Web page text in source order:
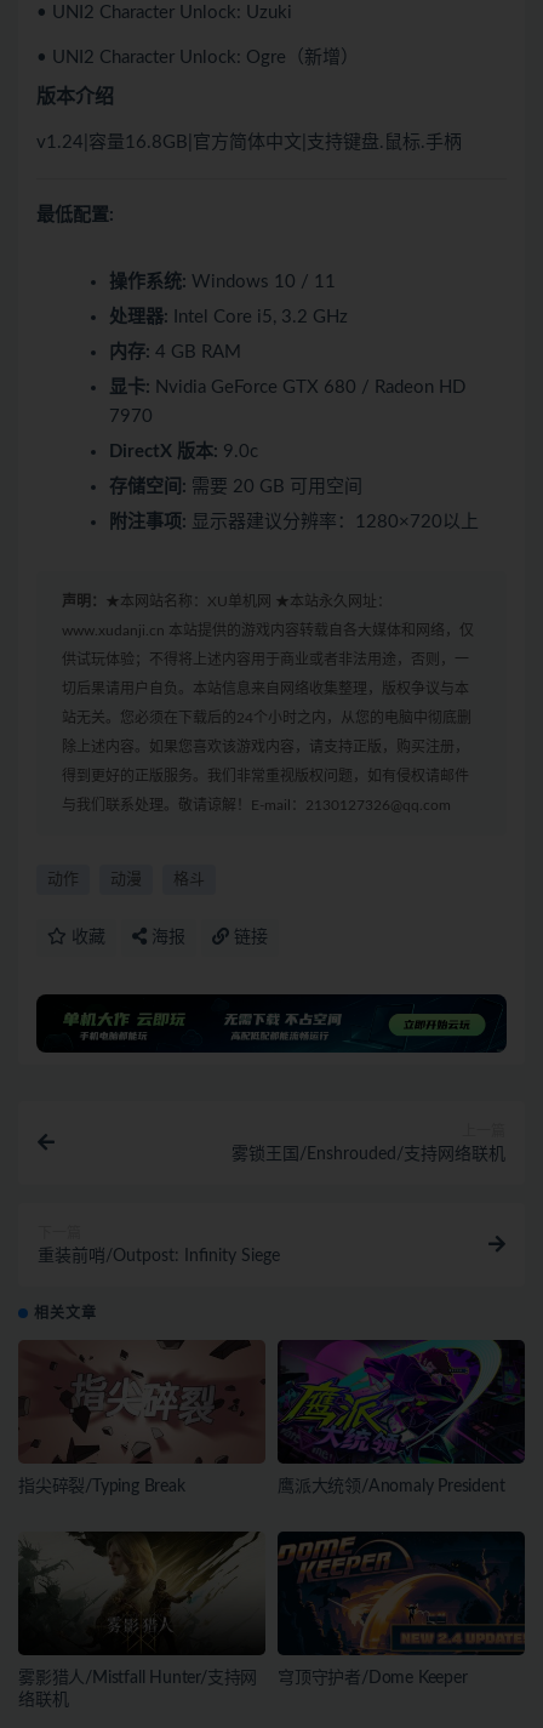
• UNI2 Character Unlock: Uzuki
• UNI2 Character Unlock: Ogre（新增）
版本介绍
v1.24|容量16.8GB|官方简体中文|支持键盘.鼠标.手柄
最低配置:
操作系统: Windows 10 / 11
处理器: Intel Core i5, 3.2 GHz
内存: 4 GB RAM
显卡: Nvidia GeForce GTX 680 / Radeon HD
7970
DirectX 版本: 9.0c
存储空间: 需要 20 GB 可用空间
附注事项: 显示器建议分辨率：1280×720以上
声明： ★本网站名称：XU单机网 ★本站永久网址：
www.xudanji.cn 本站提供的游戏内容转载自各大媒体和网络，仅
供试玩体验；不得将上述内容用于商业或者非法用途，否则，一
切后果请用户自负。本站信息来自网络收集整理，版权争议与本
站无关。您必须在下载后的24个小时之内，从您的电脑中彻底删
除上述内容。如果您喜欢该游戏内容，请支持正版，购买注册，
得到更好的正版服务。我们非常重视版权问题，如有侵权请邮件
与我们联系处理。敬请谅解！E-mail：2130127326@qq.com
动作 动漫 格斗
收藏 海报 链接
雾锁王国/Enshrouded/支持网络联机
重装前哨/Outpost: Infinity Siege
相关文章
指尖碎裂/Typing Break 鹰派大统领/Anomaly President
雾影猎人/Mistfall Hunter/支持网
络联机
穹顶守护者/Dome Keeper